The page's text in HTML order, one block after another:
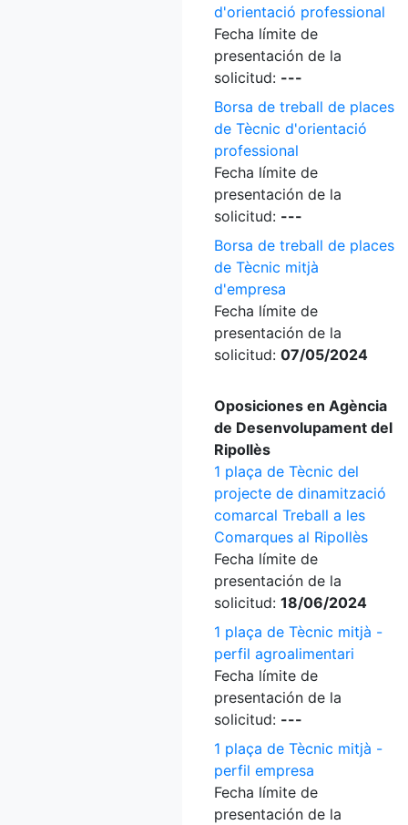
d'orientació professional
Fecha límite de
presentación de la
solicitud: ---
Borsa de treball de places
de Tècnic d'orientació
professional
Fecha límite de
presentación de la
solicitud: ---
Borsa de treball de places
de Tècnic mitjà
d'empresa
Fecha límite de
presentación de la
solicitud: 07/05/2024
Oposiciones en Agència
de Desenvolupament del
Ripollès
1 plaça de Tècnic del
projecte de dinamització
comarcal Treball a les
Comarques al Ripollès
Fecha límite de
presentación de la
solicitud: 18/06/2024
1 plaça de Tècnic mitjà -
perfil agroalimentari
Fecha límite de
presentación de la
solicitud: ---
1 plaça de Tècnic mitjà -
perfil empresa
Fecha límite de
presentación de la